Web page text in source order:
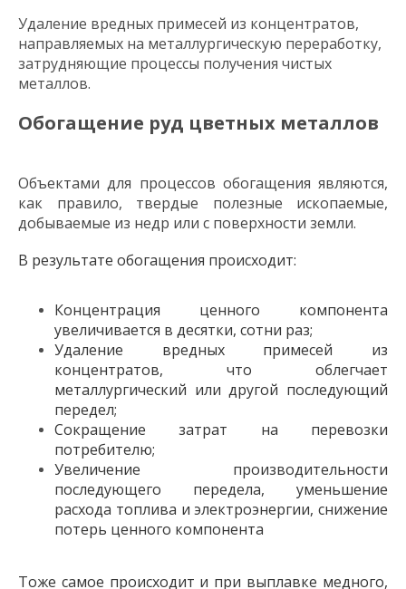
Удаление вредных примесей из концентратов,
направляемых на металлургическую переработку,
затрудняющие процессы получения чистых
металлов.
Обогащение руд цветных металлов
Объектами для процессов обогащения являются,
как правило, твердые полезные ископаемые,
добываемые из недр или с поверхности земли.
В результате обогащения происходит:
Концентрация ценного компонента
увеличивается в десятки, сотни раз;
Удаление вредных примесей из
концентратов, что облегчает
металлургический или другой последующий
передел;
Сокращение затрат на перевозки
потребителю;
Увеличение производительности
последующего передела, уменьшение
расхода топлива и электроэнергии, снижение
потерь ценного компонента
Тоже самое происходит и при выплавке медного,